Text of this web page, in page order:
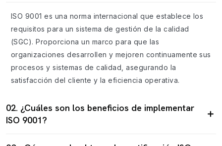
ISO 9001 es una norma internacional que establece los
requisitos para un sistema de gestión de la calidad
(SGC). Proporciona un marco para que las
organizaciones desarrollen y mejoren continuamente sus
procesos y sistemas de calidad, asegurando la
satisfacción del cliente y la eficiencia operativa.
02. ¿Cuáles son los beneficios de implementar
ISO 9001?